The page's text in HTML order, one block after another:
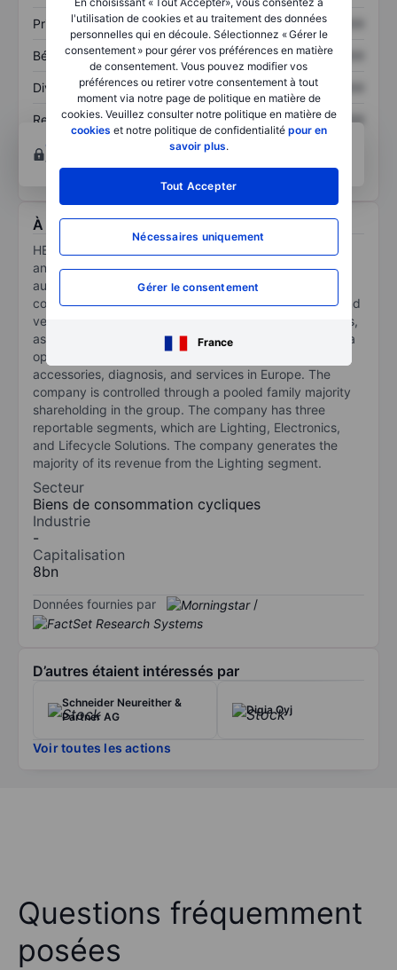
l'utilisation de cookies et au traitement des données
personnelles qui en découle. Sélectionnez « Gérer le
consentement » pour gérer vos préférences en matière
de consentement. Vous pouvez modifier vos
préférences ou retirer votre consentement à tout
moment via notre page de politique en matière de
cookies. Veuillez consulter notre politique en matière de
cookies et notre politique de confidentialité pour en
savoir plus.
Tout Accepter
Nécessaires uniquement
Gérer le consentement
France
Prix / ventes XXXXXXX XXXXXXX
Bénéfice par action XXXXXXX XXXXXXX
Dividende par action XXXXXXX XXXXXXX
Rendement des
capitaux propres
XXXXXXX
XXXXXXX
Ouvrir un compte
pour accéder à d’autres outils
techniques et d’analyses.
À propos HELLA GmbH & Co. KgaA
HELLA GmbH & Co KGaA is a manufacturer of lighting
and electronic components and systems for the
automotive industry. The company also produces
complete vehicle modules, air-conditioning systems, and
vehicle electrical systems in its joint-venture companies,
as well as products for specialist vehicles. Further, Hella
operates a trade organisation for automotive parts,
accessories, diagnosis, and services in Europe. The
company is controlled through a pooled family majority
shareholding in the group. The company has three
reportable segments, which are Lighting, Electronics,
and Lifecycle Solutions. The company generates the
majority of its revenue from the Lighting segment.
Secteur
Biens de consommation cycliques
Industrie
-
Capitalisation
8bn
Données fournies par /
D’autres étaient intéressés par
Schneider Neureither &
Partner AG
Digia Oyj
Voir toutes les actions
Questions fréquemment
posées